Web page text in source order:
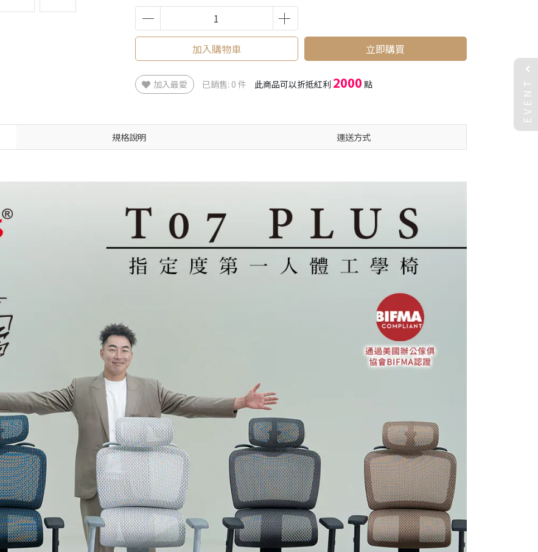
加入購物車 立即購買
加入最愛 已銷售: 0 件 此商品可以折抵紅利 2000 點
規格說明 運送方式
EVENT